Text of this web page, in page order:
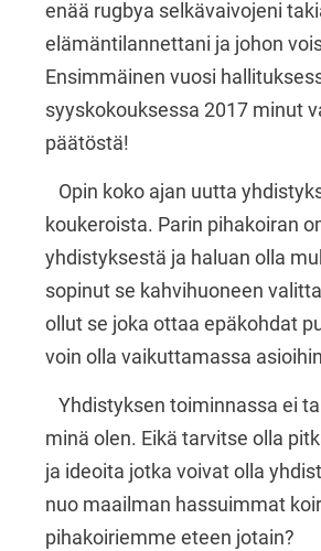
enää rugbya selkävaivojeni
elämäntilannettani ja johon
Ensimmäinen vuosi
syyskokouksessa 2017 minut
päätöstä!
Opin koko ajan uutta
koukeroista. Parin pihakoiran
yhdistyksestä ja haluan olla
sopinut se kahvihuoneen
ollut se joka ottaa epäkohdat
voin olla vaikuttamassa
Yhdistyksen toiminnassa ei
minä olen. Eikä tarvitse olla
ja ideoita jotka voivat olla
nuo maailman hassuimmat
pihakoiriemme eteen jotain?